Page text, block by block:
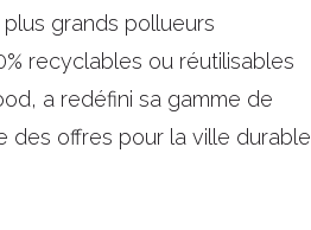
grands pollueurs
recyclables ou réutilisables
a redéfini sa gamme de
des offres pour la ville durable